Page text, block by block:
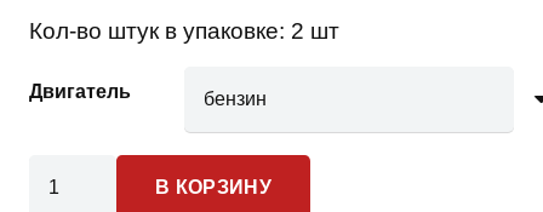
Кол-во штук в упаковке: 2 шт
Двигатель
товара
В КОРЗИНУ